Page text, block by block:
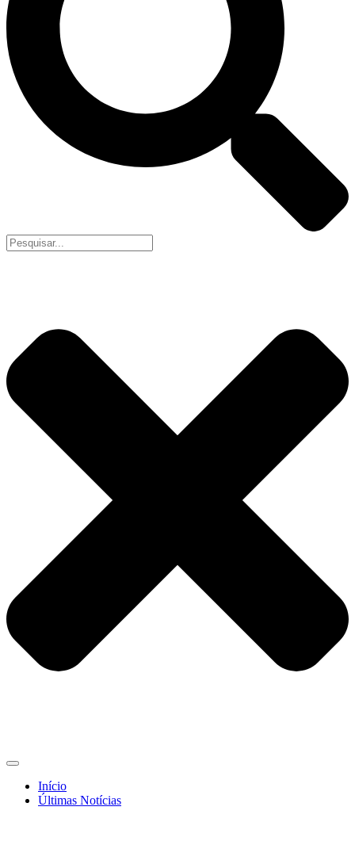
Início
Últimas Notícias